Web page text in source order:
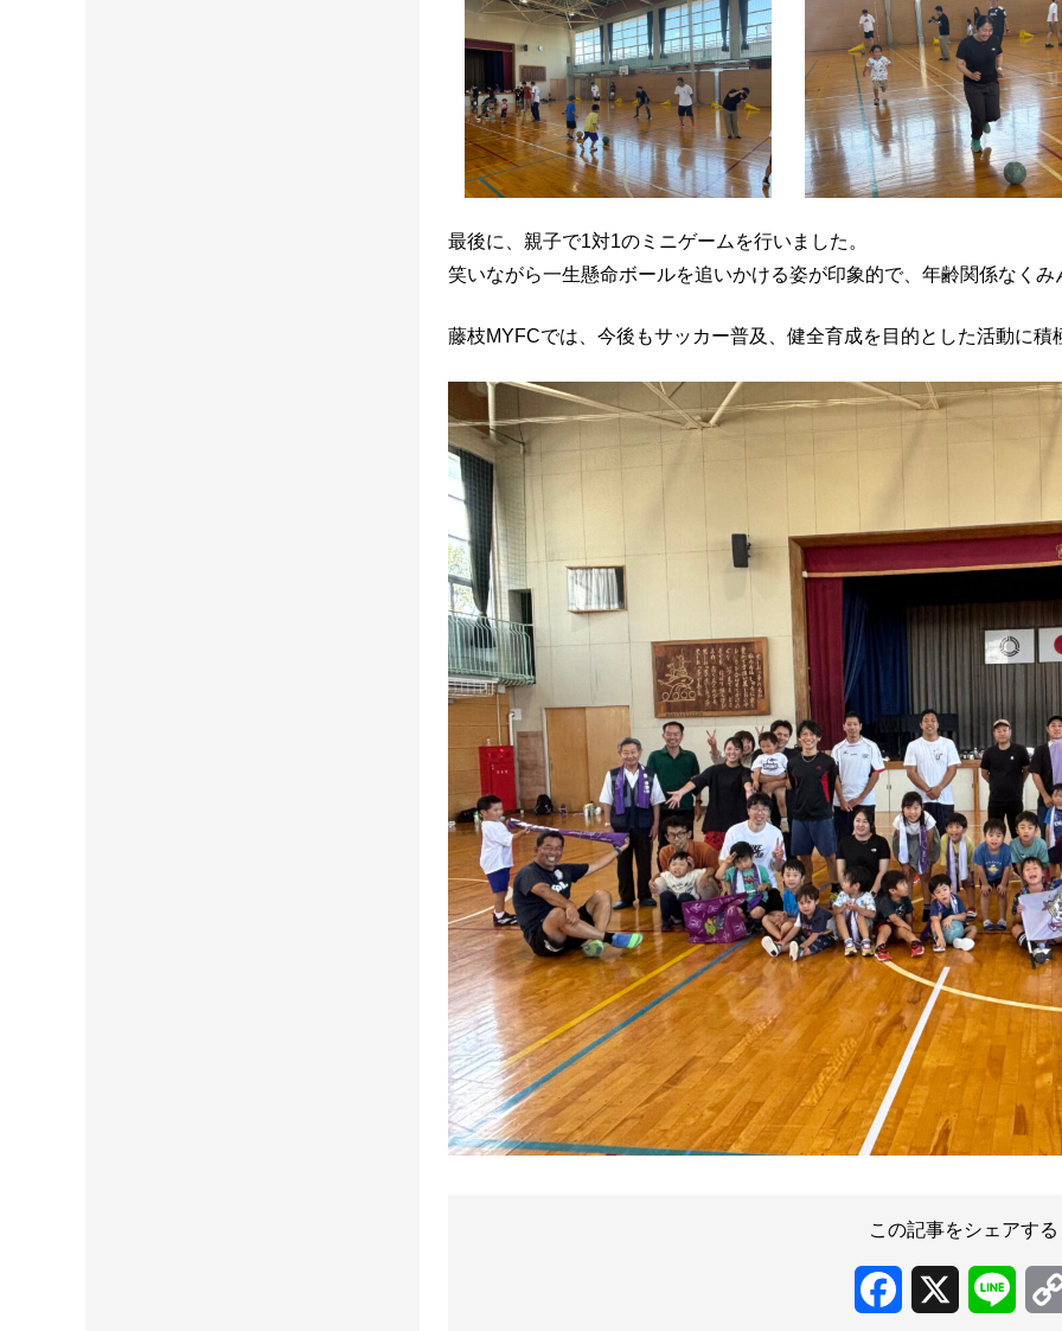
最後に、親子で1対1のミニゲームを行いました。
笑いながら一生懸命ボールを追いかける姿が印象的で、年齢関係なく
藤枝MYFCでは、今後もサッカー普及、健全育成を目的とした活動に積
この記事をシェアする
Facebook Line